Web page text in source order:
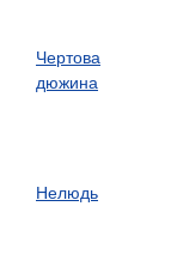
Чертова
дюжина
Нелюдь